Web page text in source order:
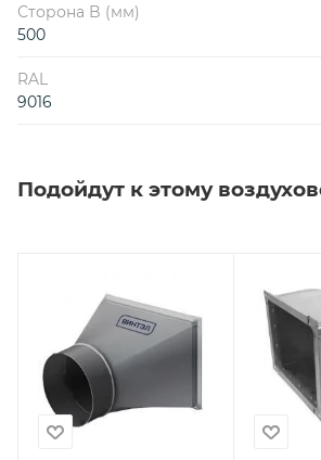
Сторона B (мм)
500
RAL
9016
Подойдут к этому